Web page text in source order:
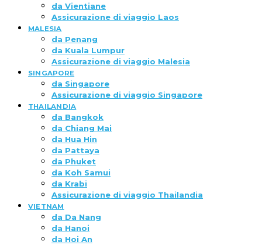
da Vientiane
Assicurazione di viaggio Laos
MALESIA
da Penang
da Kuala Lumpur
Assicurazione di viaggio Malesia
SINGAPORE
da Singapore
Assicurazione di viaggio Singapore
THAILANDIA
da Bangkok
da Chiang Mai
da Hua Hin
da Pattaya
da Phuket
da Koh Samui
da Krabi
Assicurazione di viaggio Thailandia
VIETNAM
da Da Nang
da Hanoi
da Hoi An